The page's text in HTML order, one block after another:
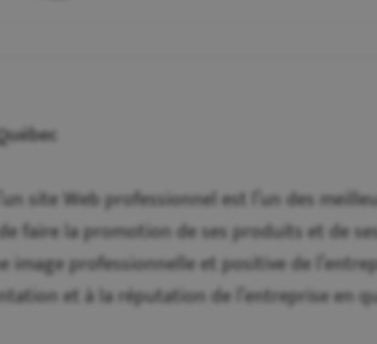
site Web professionnel est l’un des
faire la promotion de ses produits et de
professionnelle et positive de
et à la réputation de l’entreprise en